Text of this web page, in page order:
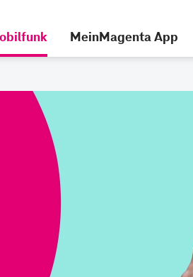
MeinMagenta App